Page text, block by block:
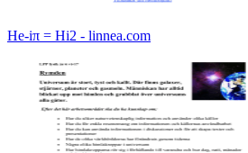
He-iπ = Hi2 - linnea.com